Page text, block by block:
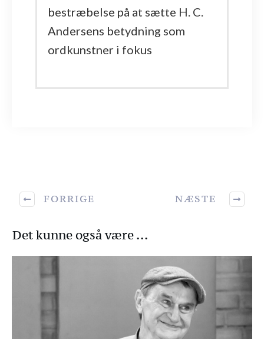
bestræbelse på at sætte H. C.
Andersens betydning som
ordkunstner i fokus
FORRIGE NÆSTE
Det kunne også være ...